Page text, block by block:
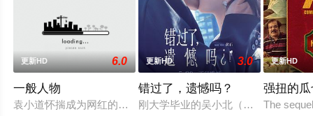
更新HD 6.0
一般人物
袁小道怀揣成为网红的梦想创作短视频，并与周小乙等人组建
更新HD 3.0
错过了，遗憾吗？
刚大学毕业的吴小北（庄达菲 饰）
更新HD
强扭的
The